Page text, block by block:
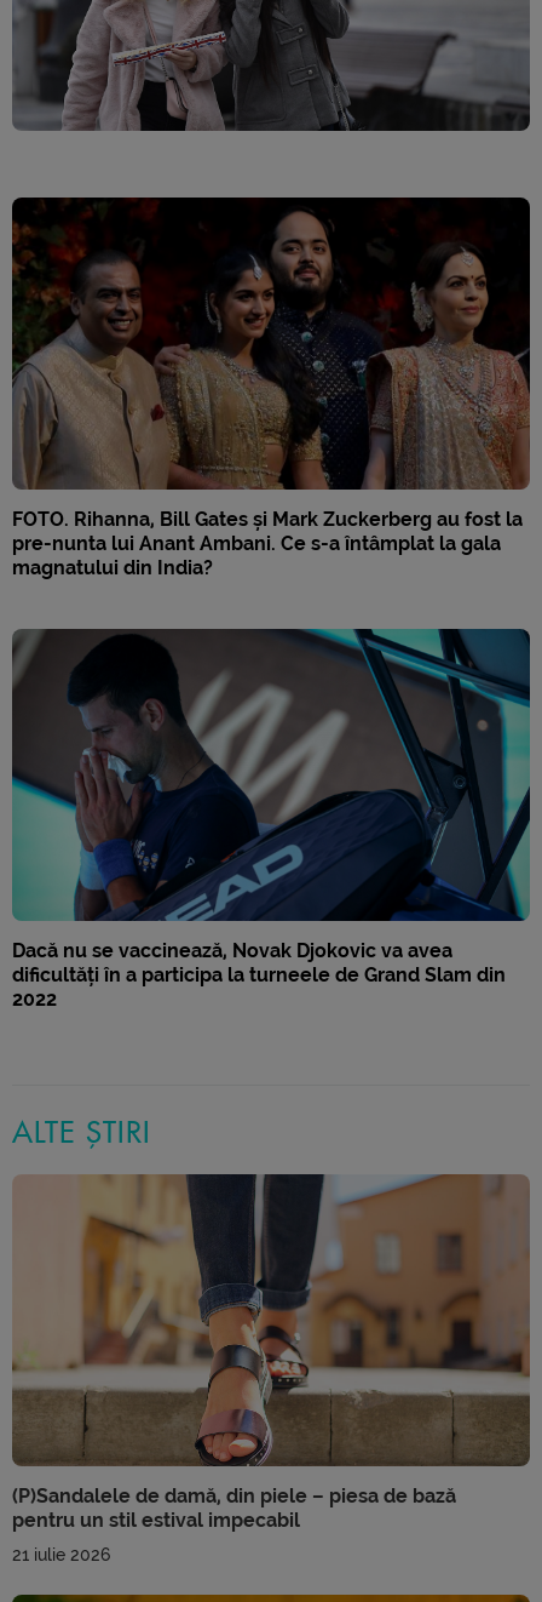
FOTO. Rihanna, Bill Gates și Mark Zuckerberg au fost la
pre-nunta lui Anant Ambani. Ce s-a întâmplat la gala
magnatului din India?
Dacă nu se vaccinează, Novak Djokovic va avea
dificultăți în a participa la turneele de Grand Slam din
2022
ALTE ȘTIRI
(P)Sandalele de damă, din piele – piesa de bază
pentru un stil estival impecabil
21 iulie 2026